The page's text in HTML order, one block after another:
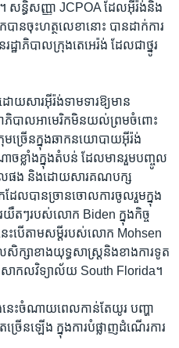
ន្ធិសញ្ញា JCPOA ដែល​អ៊ីរ៉ង់​និង​
នចុះ​ហត្ថលេខា​នោះ បាន​ដាក់​ការ​
ឋាភិបាល​ក្រុង​តេអេរ៉ង់​ ដែលជា​ថ្នូរ
ោយសារ​អ៊ីរ៉ង់​ទាមទារ​ឱ្យ​មាន​
ភិបាលអាមេរិកមិន​យល់ព្រម​ចំពោះ​
មច្រើនក្នុង​ឆាកនយោបាយ​អ៊ីរ៉ង់​
ខ្លាំង​ក្នុង​តំបន់​ ដែល​មាន​រួម​បញ្ចូល
លផង និង​ដោយសារ​គណបក្ស​
ដែល​បាន​ច្រាន​ចោលការ​ចូលរួម​ក្នុង​
រ​យឺតៗ​របស់​លោក Biden ក្នុងកិច្ច
េះបើ​តាម​សម្តី​របស់លោក Mohsen
ក្សាខាង​យុទ្ធសាស្ត្រ​និង​ខាង​ការទូត
សាកលវិទ្យាល័យ​ South Florida។
នេះចំណាយពេល​កាន់តែ​យូរ បញ្ហា
ើនឡើង ​ក្នុង​ការបំផ្លាញ​ដំណើរ​ការ​